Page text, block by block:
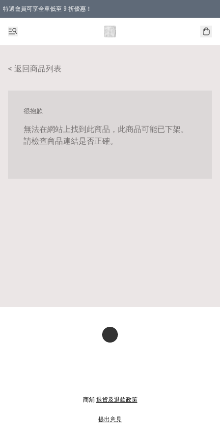
特選會員可享全單低至 9 折優惠！
< 返回商品列表
很抱歉
無法在網站上找到此商品，此商品可能已下架。
請檢查商品連結是否正確。
商舖 退貨及退款政策
提出意見